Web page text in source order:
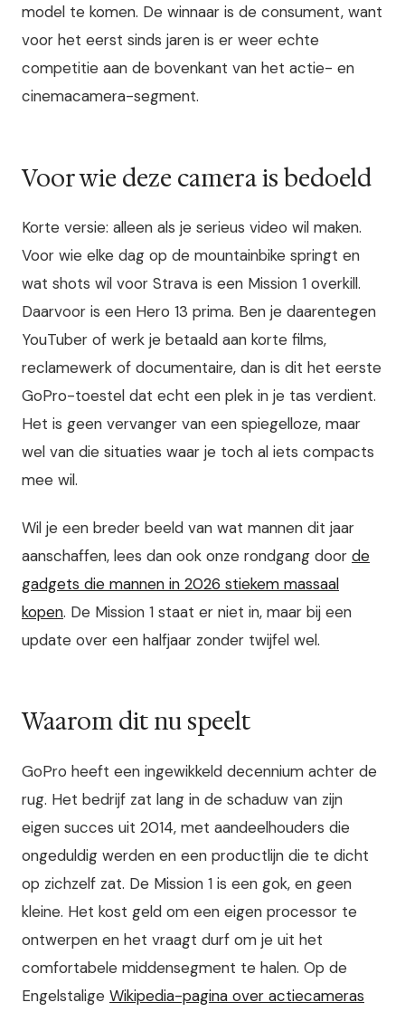
model te komen. De winnaar is de consument, want
voor het eerst sinds jaren is er weer echte
competitie aan de bovenkant van het actie- en
cinemacamera-segment.
Voor wie deze camera is bedoeld
Korte versie: alleen als je serieus video wil maken.
Voor wie elke dag op de mountainbike springt en
wat shots wil voor Strava is een Mission 1 overkill.
Daarvoor is een Hero 13 prima. Ben je daarentegen
YouTuber of werk je betaald aan korte films,
reclamewerk of documentaire, dan is dit het eerste
GoPro-toestel dat echt een plek in je tas verdient.
Het is geen vervanger van een spiegelloze, maar
wel van die situaties waar je toch al iets compacts
mee wil.
Wil je een breder beeld van wat mannen dit jaar
aanschaffen, lees dan ook onze rondgang door de
gadgets die mannen in 2026 stiekem massaal
kopen. De Mission 1 staat er niet in, maar bij een
update over een halfjaar zonder twijfel wel.
Waarom dit nu speelt
GoPro heeft een ingewikkeld decennium achter de
rug. Het bedrijf zat lang in de schaduw van zijn
eigen succes uit 2014, met aandeelhouders die
ongeduldig werden en een productlijn die te dicht
op zichzelf zat. De Mission 1 is een gok, en geen
kleine. Het kost geld om een eigen processor te
ontwerpen en het vraagt durf om je uit het
comfortabele middensegment te halen. Op de
Engelstalige Wikipedia-pagina over actiecameras